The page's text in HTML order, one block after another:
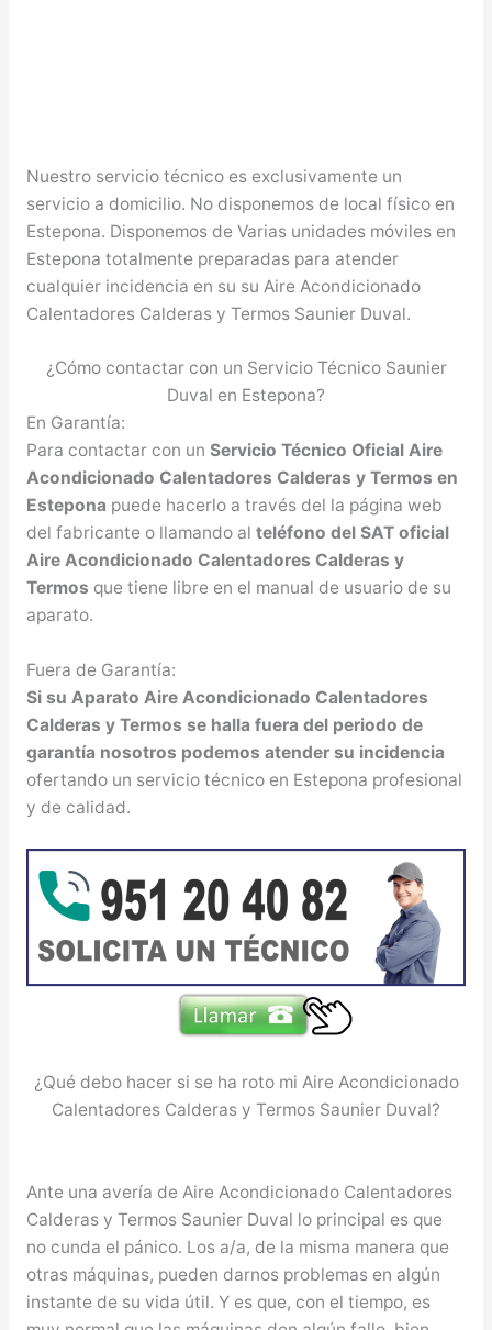
Nuestro servicio técnico es exclusivamente un
servicio a domicilio. No disponemos de local físico en
Estepona. Disponemos de Varias unidades móviles en
Estepona totalmente preparadas para atender
cualquier incidencia en su su Aire Acondicionado
Calentadores Calderas y Termos Saunier Duval.
¿Cómo contactar con un Servicio Técnico Saunier
Duval en Estepona?
En Garantía:
Para contactar con un Servicio Técnico Oficial Aire
Acondicionado Calentadores Calderas y Termos en
Estepona puede hacerlo a través del la página web
del fabricante o llamando al teléfono del SAT oficial
Aire Acondicionado Calentadores Calderas y
Termos que tiene libre en el manual de usuario de su
aparato.
Fuera de Garantía:
Si su Aparato Aire Acondicionado Calentadores
Calderas y Termos se halla fuera del periodo de
garantía nosotros podemos atender su incidencia
ofertando un servicio técnico en Estepona profesional
y de calidad.
¿Qué debo hacer si se ha roto mi Aire Acondicionado
Calentadores Calderas y Termos Saunier Duval?
Ante una avería de Aire Acondicionado Calentadores
Calderas y Termos Saunier Duval lo principal es que
no cunda el pánico. Los a/a, de la misma manera que
otras máquinas, pueden darnos problemas en algún
instante de su vida útil. Y es que, con el tiempo, es